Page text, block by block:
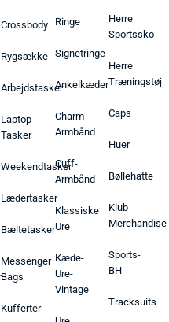
Crossbody
Rygsække
Arbejdstasker
Laptop-
Tasker
Weekendtasker
Lædertasker
Bæltetasker
Messenger
Bags
Kufferter
Ringe
Signetringe
Ankelkæder
Charm-
Armbånd
Cuff-
Armbånd
Klassiske
Ure
Kæde-
Ure-
Vintage
Herre
Sportssko
Herre
Træningstøj
Caps
Huer
Bøllehatte
Klub
Merchandise
Sports-
BH
Tracksuits